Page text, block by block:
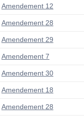
Amendement 12
Amendement 28
Amendement 29
Amendement 7
Amendement 30
Amendement 18
Amendement 28